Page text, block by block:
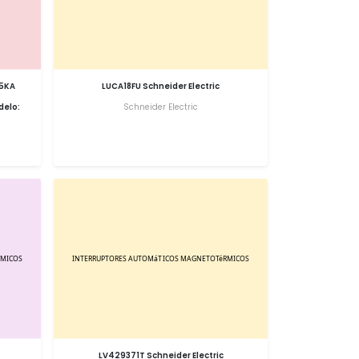
LUCA18FU Schneider Electric
Schneider Electric
LV429371T Schneider Electric